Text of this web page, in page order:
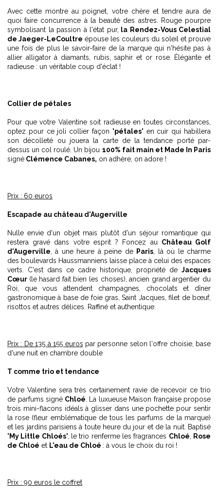
Avec cette montre au poignet, votre chère et tendre aura de
quoi faire concurrence à la beauté des astres. Rouge pourpre
symbolisant la passion à l'état pur, la Rendez-Vous Celestial
de Jaeger-LeCoultre épouse les couleurs du soleil et prouve
une fois de plus le savoir-faire de la marque qui n'hésite pas à
allier alligator à diamants, rubis, saphir et or rose. Élégante et
radieuse : un véritable coup d'éclat !
Collier de pétales
Pour que votre Valentine soit radieuse en toutes circonstances,
optez pour ce joli collier façon "pétales" en cuir qui habillera
son décolleté ou jouera la carte de la tendance porté par-
dessus un col roulé. Un bijou 100% fait main et Made In Paris
signé Clémence Cabanes, on adhère, on adore !
Prix : 60 euros
Escapade au château d'Augerville
Nulle envie d'un objet mais plutôt d'un séjour romantique qui
restera gravé dans votre esprit ? Foncez au Château Golf
d'Augerville , à une heure à peine de Paris , là où le charme
des boulevards Haussmanniens laisse place à celui des espaces
verts. C'est dans ce cadre historique, propriété de Jacques
Cœur (le hasard fait bien les choses), ancien grand argentier du
Roi, que vous attendent champagnes, chocolats et dîner
gastronomique à base de foie gras, Saint Jacques, filet de bœuf,
risottos et autres délices. Raffiné et authentique.
Prix : De 135 à 155 euros par personne selon l'offre choisie, base
d'une nuit en chambre double
T comme trio et tendance
Votre Valentine sera très certainement ravie de recevoir ce trio
de parfums signé Chloé . La luxueuse Maison française propose
trois mini-flacons idéals à glisser dans une pochette pour sentir
la rose (fleur emblématique de tous les parfums de la marque)
et les jardins parisiens à toute heure du jour et de la nuit. Baptisé
" My Little Chloés", le trio renferme les fragrances Chloé
Rose
de Chloé et L'eau de Chloé : à vous le choix du roi !
Prix : 90 euros le coffret